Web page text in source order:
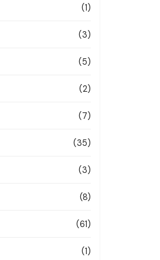
(1)
(3)
(5)
(2)
(7)
(35)
(3)
(8)
(61)
(1)